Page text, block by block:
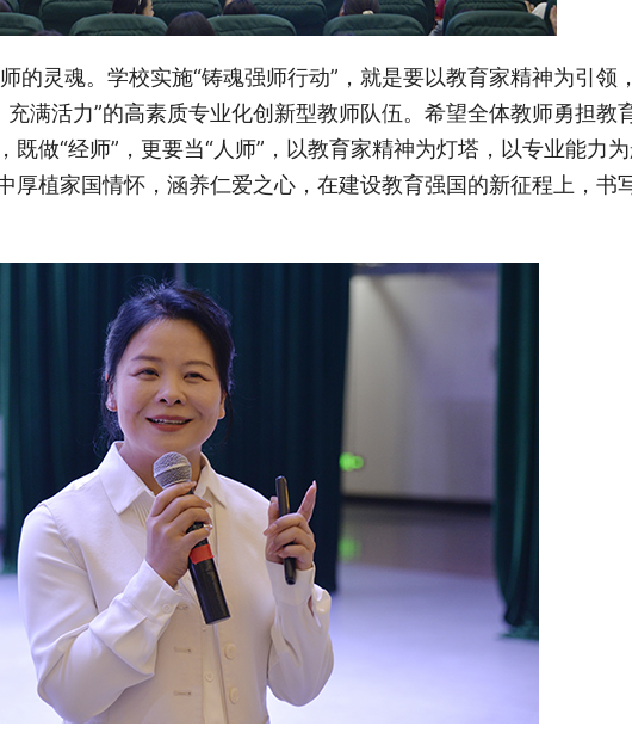
的灵魂。学校实施“铸魂强师行动”，就是要以教育家精神为引领
满活力”的高素质专业化创新型教师队伍。希望全体教师勇担教
既做“经师”，更要当“人师”，以教育家精神为灯塔，以专业能力为
厚植家国情怀，涵养仁爱之心，在建设教育强国的新征程上，书